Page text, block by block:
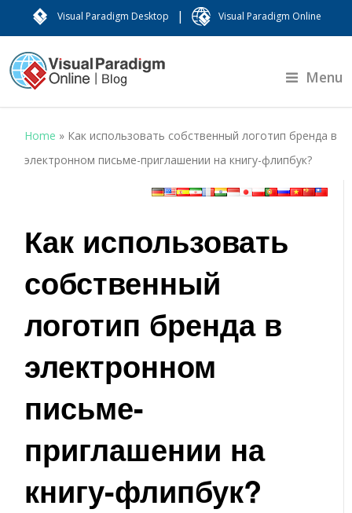
Visual Paradigm Desktop | Visual Paradigm Online
Menu
Home » Как использовать собственный логотип бренда в
электронном письме-приглашении на книгу-флипбук?
Как использовать
собственный
логотип бренда в
электронном
письме-
приглашении на
книгу-флипбук?